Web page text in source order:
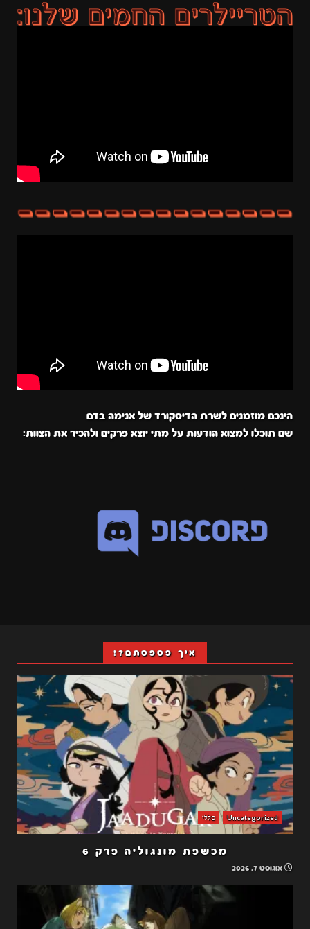
הינכם מוזמנים לשרת הדיסקורד של אנימה בדם
שם תוכלו למצוא הודעות על מתי יוצא פרקים ולהכיר את הצוות:
איך פספסתם?!
Uncategorized כללי
מכשפת מונגוליה פרק 6
אוגוסט 7, 2026